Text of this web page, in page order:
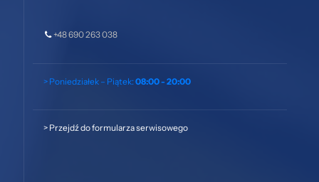
+48 690 263 038
> Poniedziałek – Piątek: 08:00 - 20:00
> Przejdź do formularza serwisowego